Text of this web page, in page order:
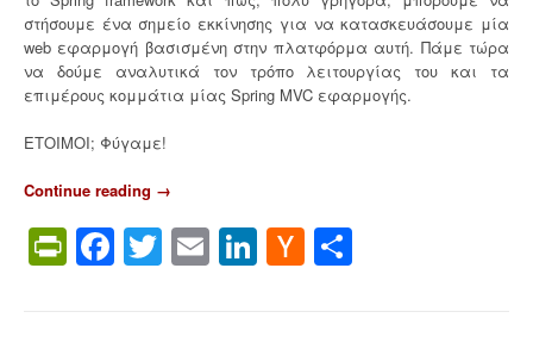
o
m
c
a
t
6
σ
U
b
u
στήσουμε ένα σημείο εκκίνησης για να κατασκευάσουμε μία
web εφαρμογή βασισμένη στην πλατφόρμα αυτή. Πάμε τώρα
να δούμε αναλυτικά τον τρόπο λειτουργίας του και τα
επιμέρους κομμάτια μίας Spring MVC εφαρμογής.
ΕΤΟΙΜΟΙ; Φύγαμε!
Continue reading “
p
r
→
PrintFriendly
Facebook
Twitter
EmailLinkedIn
Hacker
News